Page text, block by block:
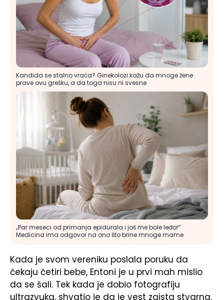
Kandida se stalno vraća? Ginekolozi kažu da mnoge žene
prave ovu grešku, a da toga nisu ni svesne
„Par meseci od primanja epidurala i još me bole leđa!“
Medicina ima odgovor na ono što brine mnoge mame
Kada je svom vereniku poslala poruku da
čekaju četiri bebe, Entoni je u prvi mah mislio
da se šali. Tek kada je dobio fotografiju
ultrazvuka, shvatio je da je vest zaista stvarna.